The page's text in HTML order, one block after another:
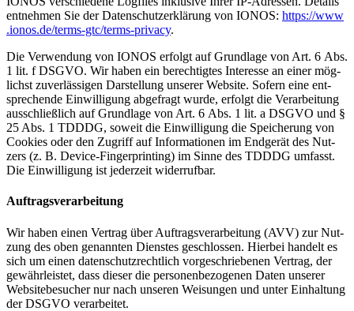
ent­neh­men Sie der Da­ten­schutz­er­klä­rung von IONOS: https://​www​
.io​nos​.de/​t​e​r​m​s​-​g​t​c​/​t​e​r​m​s​-​p​r​i​v​acy.
Die Ver­wen­dung von IONOS er­folgt auf Grund­la­ge von Art. 6 Abs.
1 lit. f DSGVO. Wir ha­ben ein be­rech­tig­tes In­ter­es­se an ei­ner mög­
lichst zu­ver­läs­si­gen Dar­stel­lung un­se­rer Web­site. So­fern eine ent­
spre­chen­de Ein­wil­li­gung ab­ge­fragt wur­de, er­folgt die Ver­ar­bei­tung
aus­schließ­lich auf Grund­la­ge von Art. 6 Abs. 1 lit. a DSGVO und §
25 Abs. 1 TDDDG, so­weit die Ein­wil­li­gung die Spei­che­rung von
Coo­kies oder den Zu­griff auf In­for­ma­tio­nen im End­ge­rät des Nut­
zers (z. B. De­vice-Fin­ger­prin­ting) im Sin­ne des TDDDG um­fasst.
Die Ein­wil­li­gung ist je­der­zeit wi­der­ruf­bar.
Auf­trags­ver­ar­bei­tung
Wir ha­ben ei­nen Ver­trag über Auf­trags­ver­ar­bei­tung (AVV) zur Nut­
zung des oben ge­nann­ten Diens­tes ge­schlos­sen. Hier­bei han­delt es
sich um ei­nen da­ten­schutz­recht­lich vor­ge­schrie­be­nen Ver­trag, der
ge­währ­leis­tet, dass die­ser die per­so­nen­be­zo­ge­nen Da­ten un­se­rer
Web­site­be­su­cher nur nach un­se­ren Wei­sun­gen und un­ter Ein­hal­tung
der DSGVO ver­ar­bei­tet.